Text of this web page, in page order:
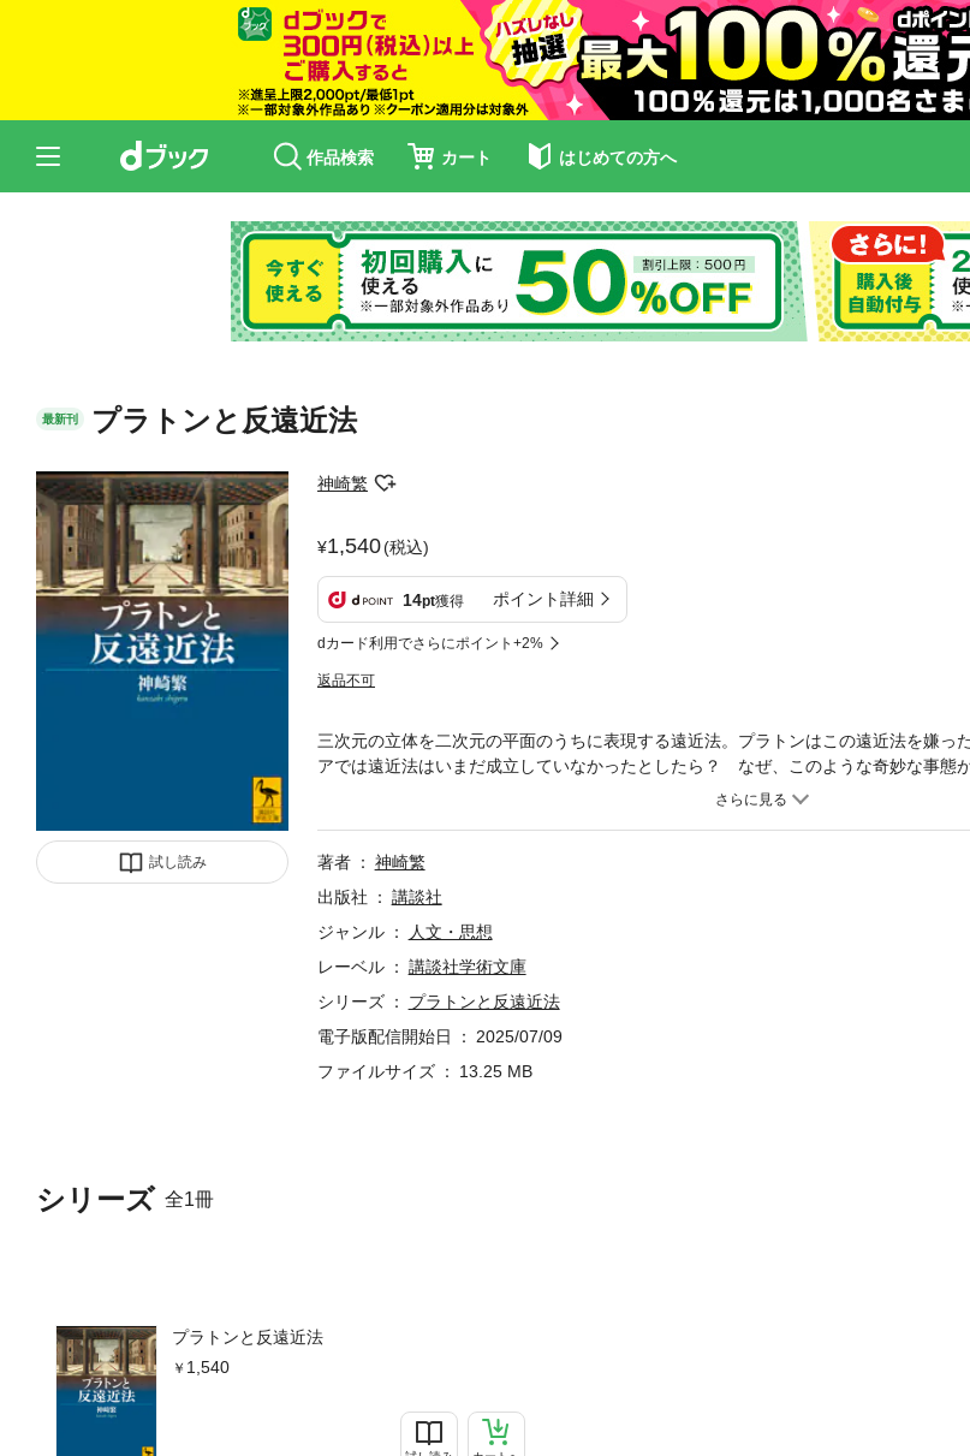
作品検索 カート はじめての方へ
最新刊 プラトンと反遠近法
試し読み
神崎繁
1,540(税込)
14pt獲得 ポイント詳細
dカード利用でさらにポイント+2%
返品不可
シリーズ 全1冊
プラトンと反遠近法
1,540
三次元の立体を二次元の平面のうちに表現する遠近法。プラトンはこの遠近法を嫌
アでは遠近法はいまだ成立していなかったとしたら？ なぜ、このような奇妙な事態
対する偉大な哲学者の沈黙は、後世にどのような影響を与えたのか。遠近法は歴史的
であるかのような神話的性格さえ帯びている。しかし著者によれば、遠近法は西欧に
史的な積み重ねの結果に過ぎない。プラトンは、対象を描く際に、見かけにあわせて
そしてプラトンの光学に対する沈黙は何を意味し、それはどのような影響を与えたの
はどうして、常に何かを通して世界を見ようとするのか。実物を見ていても、しかし
えるのは何故か、という根源的な問いにつながっていく。ミケランジェロとダヴィン
に、古代ギリシア演劇の背景画から、絵画や彫刻、数学・幾何学、その応用としての
文芸理論をも巻き込みながら絢爛豪華な思想絵巻が織り上げられる。早逝が惜しまれ
著者
神崎繁
出版社
講談社
ジャンル
人文・思想
レーベル
講談社学術文庫
シリーズ
プラトンと反遠近法
電子版配信開始日
2025/07/09
ファイルサイズ
13.25 MB